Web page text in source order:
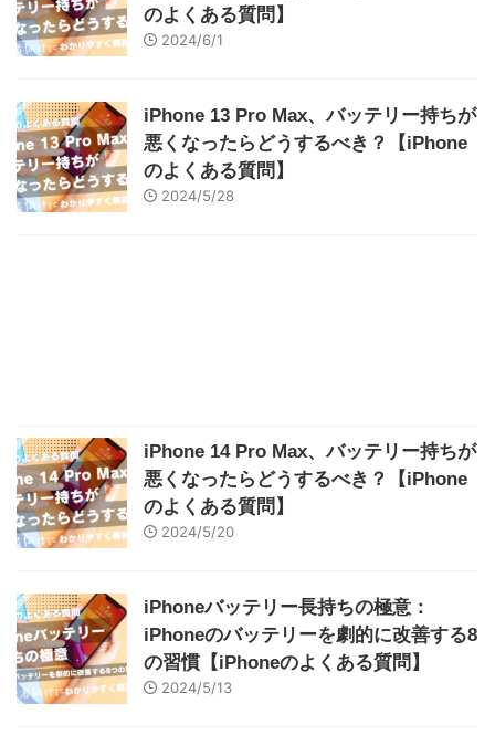
のよくある質問】
2024/6/1
iPhone 13 Pro Max、バッテリー持ちが
悪くなったらどうするべき？【iPhone
のよくある質問】
2024/5/28
iPhone 14 Pro Max、バッテリー持ちが
悪くなったらどうするべき？【iPhone
のよくある質問】
2024/5/20
iPhoneバッテリー長持ちの極意：
iPhoneのバッテリーを劇的に改善する8
の習慣【iPhoneのよくある質問】
2024/5/13